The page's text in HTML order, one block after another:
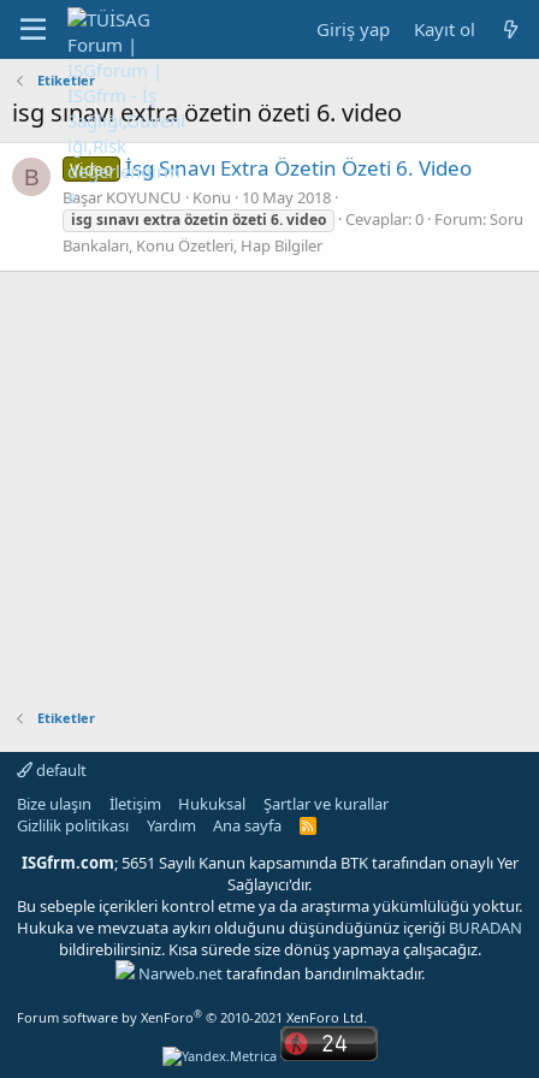
Giriş yap Kayıt ol
Etiketler
isg sınavı extra özetin özeti 6. video
B Video İsg Sınavı Extra Özetin Özeti 6. Video
Başar KOYUNCU Konu 10 May 2018
isg sınavı extraözetin özeti 6.video Cevaplar: 0 Forum: Soru
Bankaları, Konu Özetleri, Hap Bilgiler
Etiketler
default
Bize ulaşın
İletişim Hukuksal
Şartlar ve kurallar
Gizlilik politikası
Yardım Ana sayfa
R
S
ISGfrm.com; 5651 Sayılı Kanun kapsamında BTK tarafından onaylı Yer
Sağlayıcı'dır.
Bu sebeple içerikleri kontrol etme ya da araştırma yükümlülüğü yoktur.
Hukuka ve mevzuata aykırı olduğunu düşündüğünüz içeriği BURADAN
bildirebilirsiniz. Kısa sürede size dönüş yapmaya çalışacağız.
Narweb.nettarafından barıdırılmaktadır.
Forum software by XenForo® © 2010-2021 XenForo Ltd.